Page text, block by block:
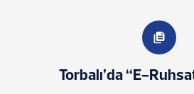
Torbalı’da “E-